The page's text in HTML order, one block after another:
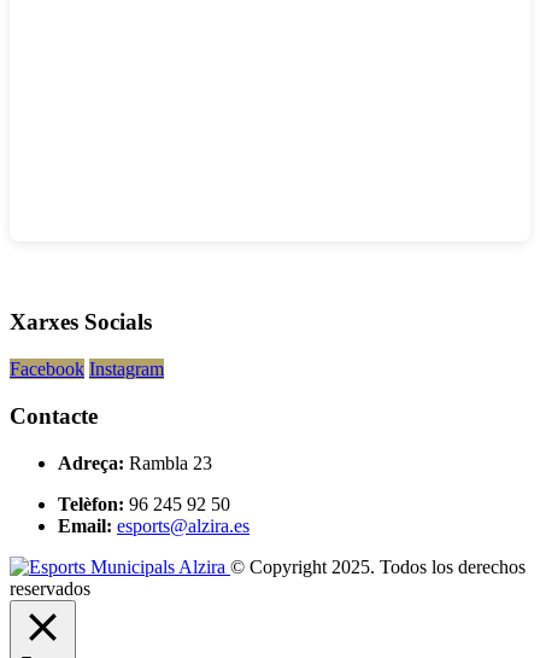
Xarxes Socials
Facebook Instagram
Contacte
Adreça: Rambla 23
Telèfon: 96 245 92 50
Email: esports@alzira.es
© Copyright 2025. Todos los derechos
reservados